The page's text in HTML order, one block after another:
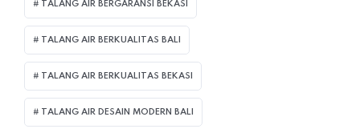
TALANG AIR BERGARANSI BEKASI
TALANG AIR BERKUALITAS BALI
TALANG AIR BERKUALITAS BEKASI
TALANG AIR DESAIN MODERN BALI